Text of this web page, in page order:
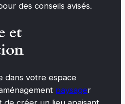
des conseils avisés.
et
dans votre espace
paysager